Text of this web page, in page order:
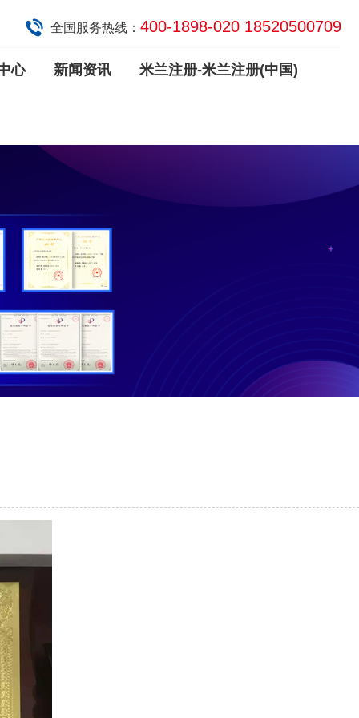
全国服务热线： 400-1898-020 18520500709
心 新闻资讯 米兰注册-米兰注册(中国)